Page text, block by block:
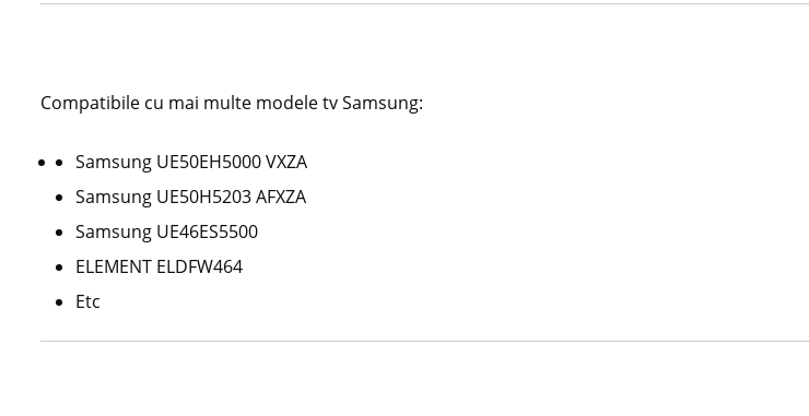
Compatibile cu mai multe modele tv Samsung:
Samsung UE50EH5000 VXZA
Samsung UE50H5203 AFXZA
Samsung UE46ES5500
ELEMENT ELDFW464
Etc